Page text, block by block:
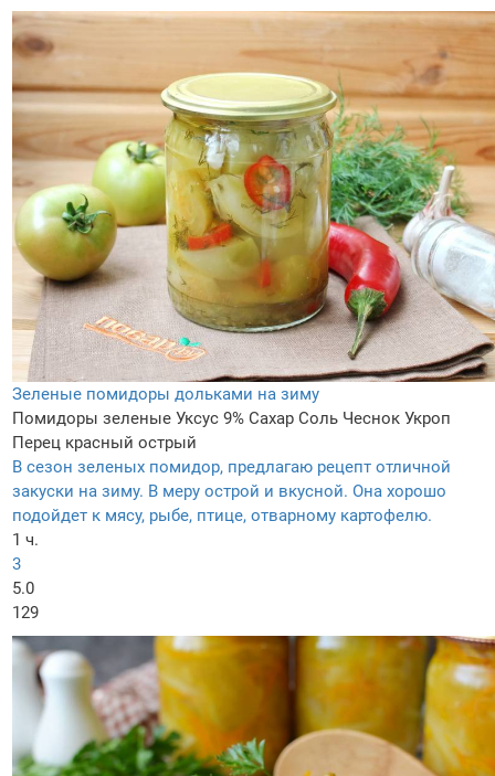
Зеленые помидоры дольками на зиму
Помидоры зеленые Уксус 9% Сахар Соль Чеснок Укроп
Перец красный острый
В сезон зеленых помидор, предлагаю рецепт отличной
закуски на зиму. В меру острой и вкусной. Она хорошо
подойдет к мясу, рыбе, птице, отварному картофелю.
1 ч.
3
5.0
129